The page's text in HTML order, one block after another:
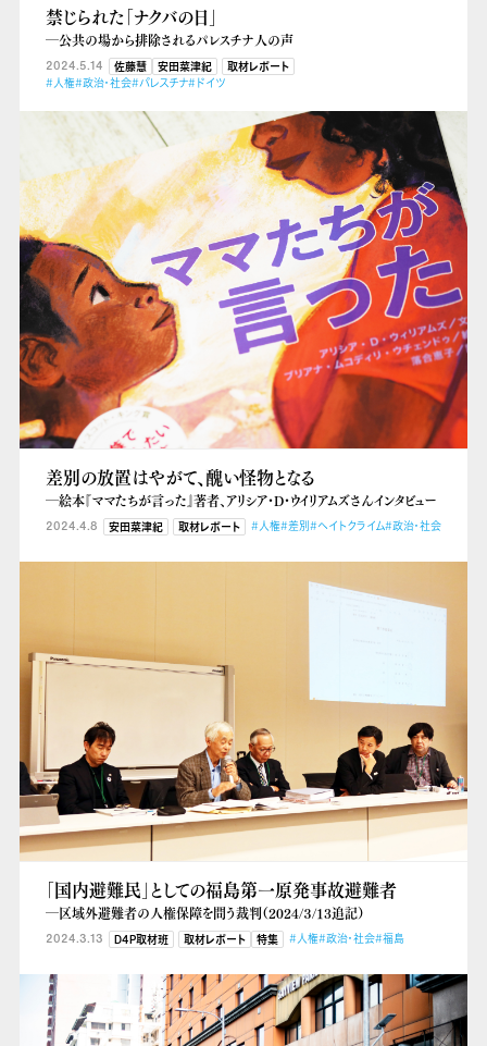
禁じられた「ナクバの日」
―公共の場から排除されるパレスチナ人の声
2024.5.14 佐藤慧 安田菜津紀
取材レポート
#人権#政治・社会#パレスチナ#ドイツ
差別の放置はやがて、醜い怪物となる
―絵本『ママたちが言った』著者、アリシア・D・ウイリアムズさんインタビュー
2024.4.8 安田菜津紀 取材レポート #人権#差別#ヘイトクライム#政治・社会
「国内避難民」としての福島第一原発事故避難者
―区域外避難者の人権保障を問う裁判（2024/３/13追記）
2024.3.13 D4P取材班 取材レポート 特集 #人権#政治・社会#福島